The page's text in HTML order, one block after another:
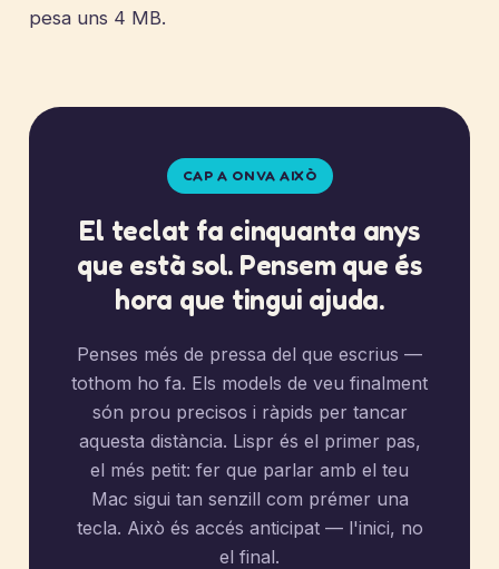
pesa uns 4 MB.
CAP A ON VA AIXÒ
El teclat fa cinquanta anys
que està sol. Pensem que és
hora que tingui ajuda.
Penses més de pressa del que escrius —
tothom ho fa. Els models de veu finalment
són prou precisos i ràpids per tancar
aquesta distància. Lispr és el primer pas,
el més petit: fer que parlar amb el teu
Mac sigui tan senzill com prémer una
tecla. Això és accés anticipat — l'inici, no
el final.